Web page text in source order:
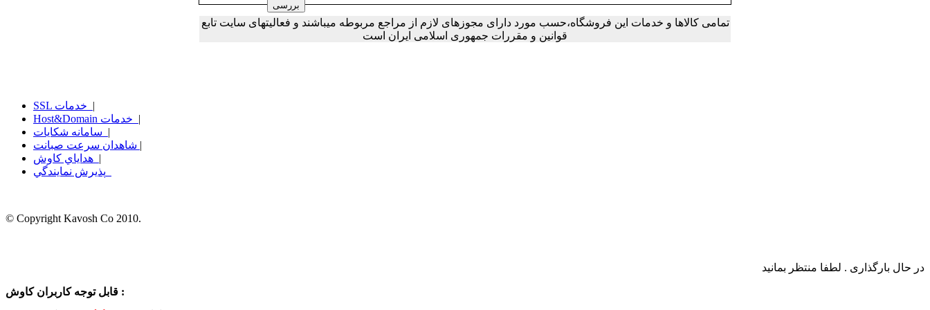
تمامی کالاها و خدمات این فروشگاه،حسب مورد دارای مجوزهای لازم از مراجع مربوطه میباشند و فعالیتهای سایت تابع
قوانین و مقررات جمهوری اسلامی ایران است
|
|
|
|
|
© Copyright Kavosh Co 2010.
در حال بارگذاری . لطفا منتظر بمانید
قابل توجه کاربران کاوش :